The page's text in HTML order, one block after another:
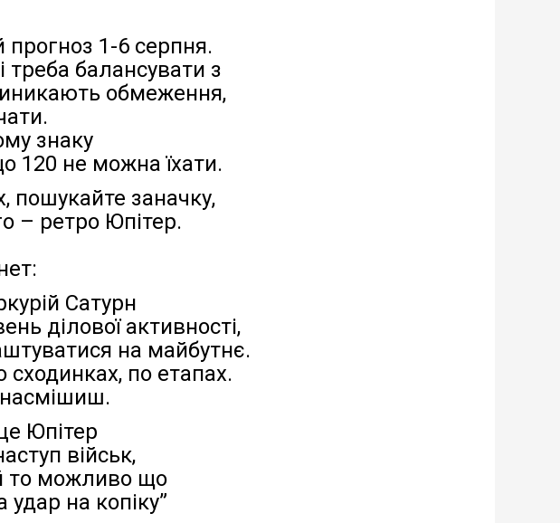
прогноз 1-6 серпня.
треба балансувати з
обмеження,
знаку
120 не можна їхати.
пошукайте заначку,
– ретро Юпітер.
Сатурн
ділової активності,
на майбутнє.
по етапах.
Юпітер
військ,
то можливо що
на копіку”